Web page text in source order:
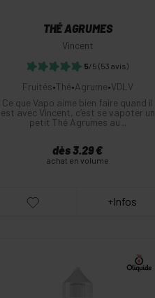
THÉ AGRUMES
Vincent
5/5 (53 avis)
Fruités•Thé•Agrume•VDLV
Ce que Vapo aime bien faire quand il
est avec Vincent, c’est se vapoter un
petit Thé Agrumes au...
dès 3.29 €
achat en volume
+Infos